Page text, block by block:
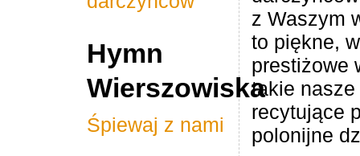
Hymn
Wierszowiska
Śpiewaj z nami
z Waszym
to piękne,
prestiżowe
takie
recytujące
polonijne